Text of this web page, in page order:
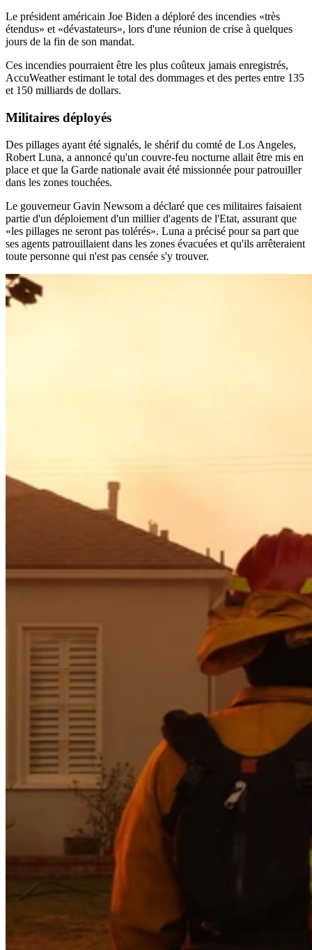
Le président américain Joe Biden a déploré des incendies «très
étendus» et «dévastateurs», lors d'une réunion de crise à quelques
jours de la fin de son mandat.
Ces incendies pourraient être les plus coûteux jamais enregistrés,
AccuWeather estimant le total des dommages et des pertes entre 135
et 150 milliards de dollars.
Militaires déployés
Des pillages ayant été signalés, le shérif du comté de Los Angeles,
Robert Luna, a annoncé qu'un couvre-feu nocturne allait être mis en
place et que la Garde nationale avait été missionnée pour patrouiller
dans les zones touchées.
Le gouverneur Gavin Newsom a déclaré que ces militaires faisaient
partie d'un déploiement d'un millier d'agents de l'Etat, assurant que
«les pillages ne seront pas tolérés». Luna a précisé pour sa part que
ses agents patrouillaient dans les zones évacuées et qu'ils arrêteraient
toute personne qui n'est pas censée s'y trouver.